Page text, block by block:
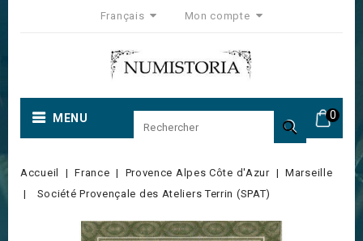
Français Mon compte
0
MENU 
Accueil France Provence Alpes Côte d'Azur
Marseille
Société Provençale des Ateliers Terrin (SPAT)